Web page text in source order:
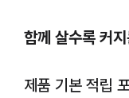
함께 살수록 커
제품 기본 적립